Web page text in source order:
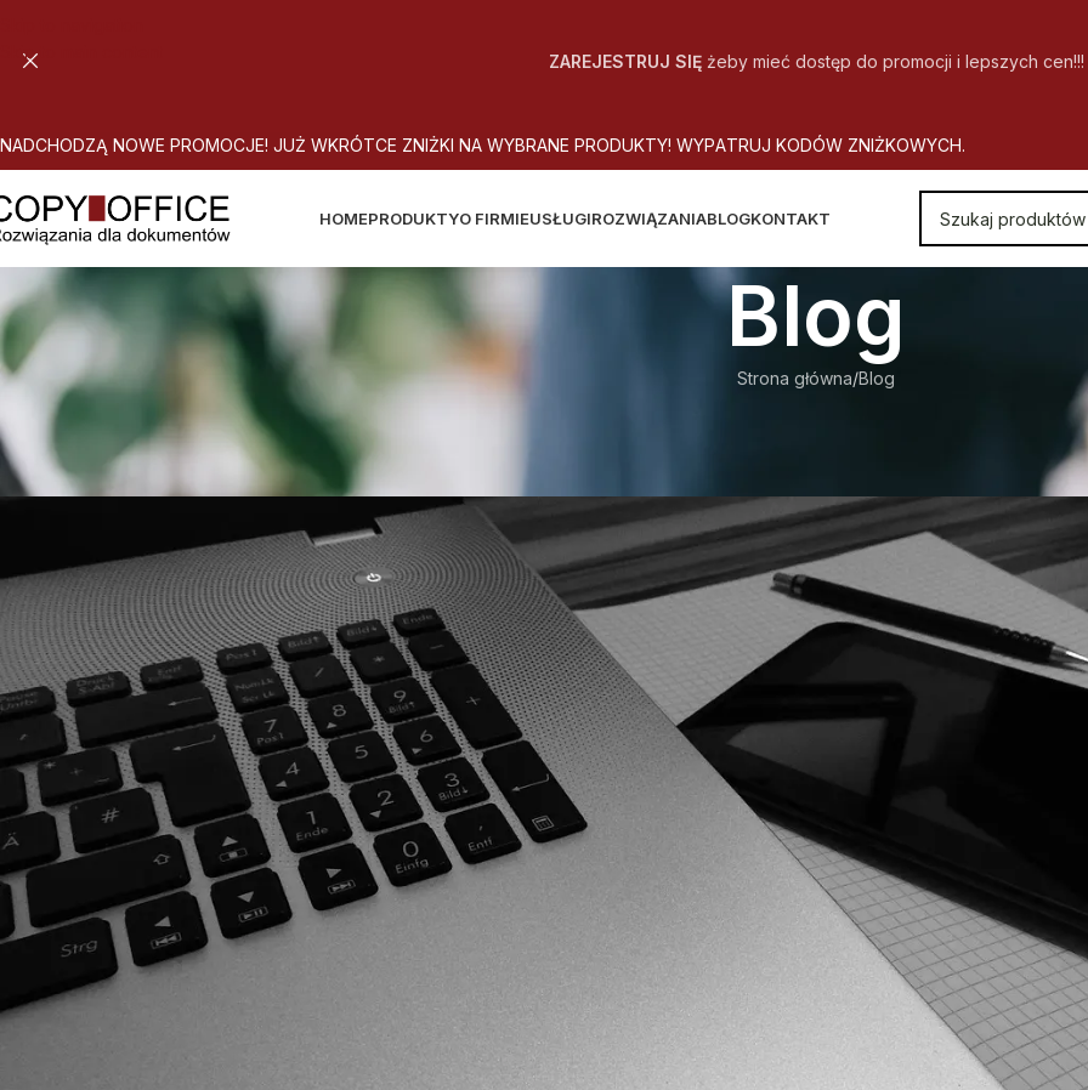
Skip to main content
ZAREJESTRUJ SIĘżeby mieć dostęp do promocji i lepszych cen!!!
NADCHODZĄ NOWE PROMOCJE! JUŻ WKRÓTCE ZNIŻKI NA WYBRANE PRODUKTY! WYPATRUJ KODÓW ZNIŻKOWYCH.
HOMEPRODUKTYO FIRMIEUSŁUGIROZWIĄZANIABLOGKONTAKT
Blog
Strona główna Blog